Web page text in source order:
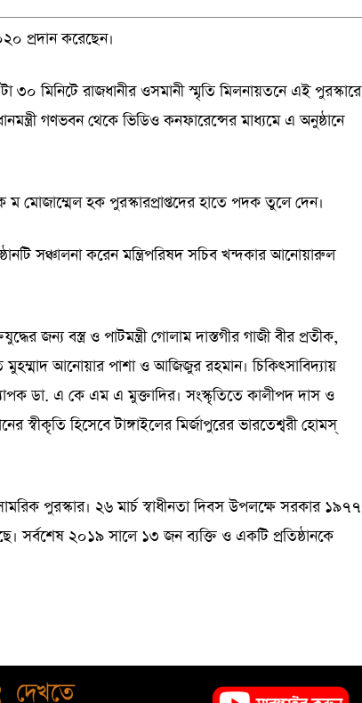
প্রদান করেছেন।
মিনিটে রাজধানীর ওসমানী স্মৃতি মিলনায়তনে এই পুরস্কারে
গণভবন থেকে ভিডিও কনফারেন্সের মাধ্যমে এ অনুষ্ঠানে
ক ম মোজাম্মেল হক পুরস্কারপ্রাপ্তদের হাতে পদক তুলে দেন।
সঞ্চালনা করেন মন্ত্রিপরিষদ সচিব খন্দকার আনোয়ারুল
জন্য বস্ত্র ও পাটমন্ত্রী গোলাম দাস্তগীর গাজী বীর প্রতীক,
আনোয়ার পাশা ও আজিজুর রহমান। চিকিৎসাবিদ্যায়
ডা. এ কে এম এ মুক্তাদির। সংস্কৃতিতে কালীপদ দাস ও
স্বীকৃতি হিসেবে টাঙ্গাইলের মির্জাপুরের ভারতেশ্বরী হোমস্‌
পুরস্কার। ২৬ মার্চ স্বাধীনতা দিবস উপলক্ষে সরকার ১৯৭৭
সর্বশেষ ২০১৯ সালে ১৩ জন ব্যক্তি ও একটি প্রতিষ্ঠানকে